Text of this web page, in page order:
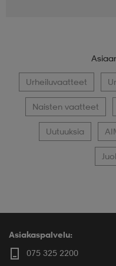
Urheiluvaatteet
Naisten vaatteet
Uutuuksia
Asiakaspalvelu:
075 325 2200